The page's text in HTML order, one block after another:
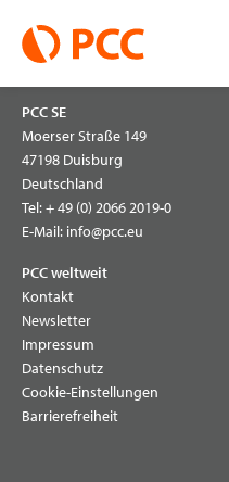
springen
PCC Silicium S.A.
PCC SE
Moerser Straße 149
47198 Duisburg
Deutschland
Tel:+ 49 (0) 2066 2019-0
E-Mail: info@pcc.eu
PCC weltweit
Kontakt
Newsletter
Impressum
Datenschutz
Cookie-Einstellungen
Barrierefreiheit